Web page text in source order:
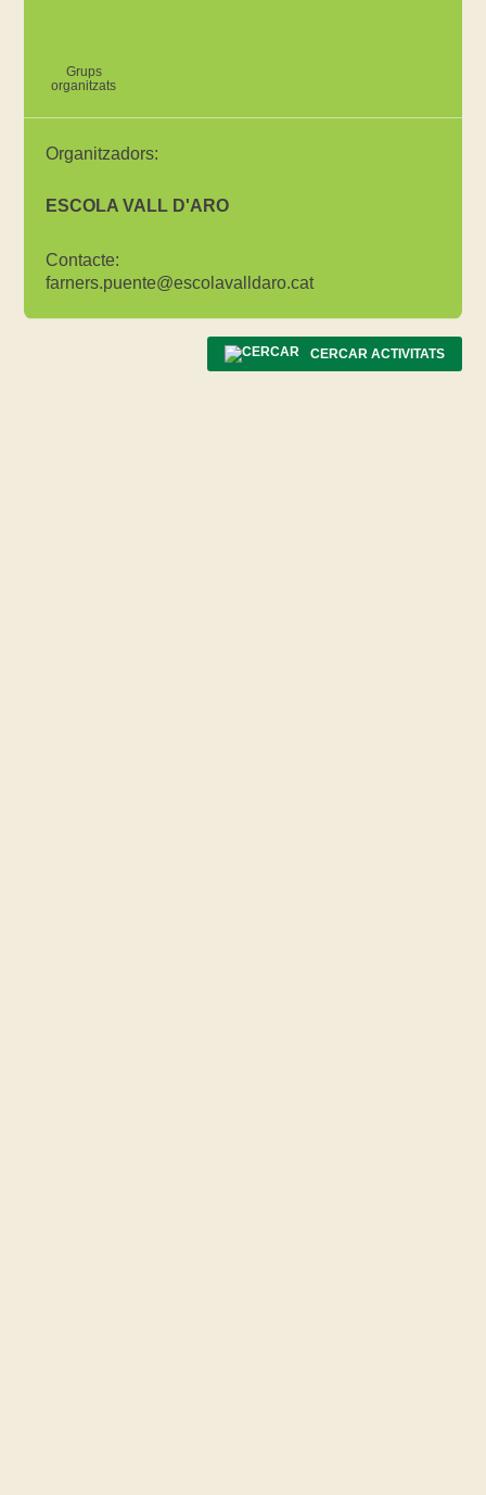
Grups
organitzats
Organitzadors:
ESCOLA VALL D'ARO
Contacte:
farners.puente@escolavalldaro.cat
CERCAR ACTIVITATS